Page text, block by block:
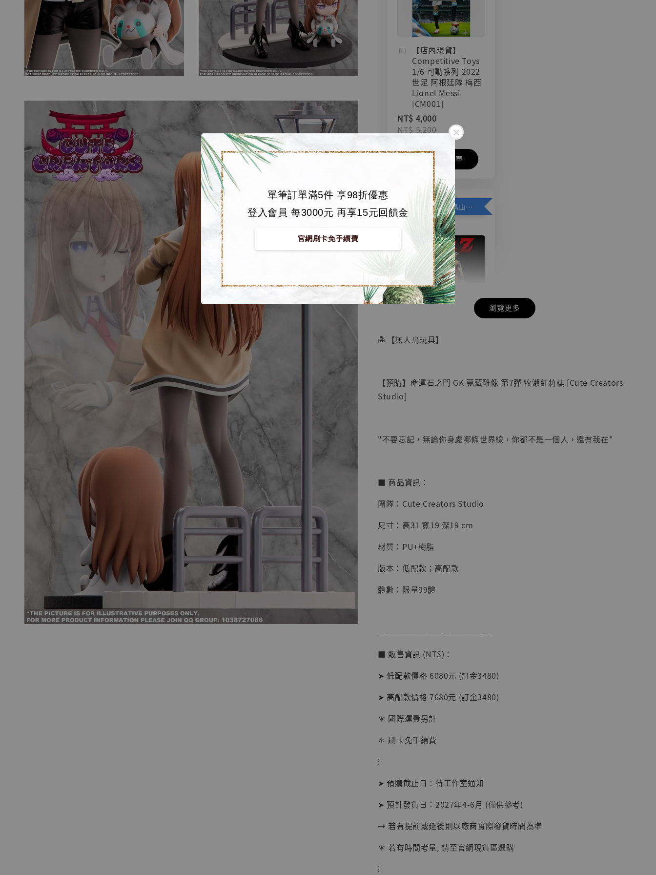
單筆訂單滿5件 享98折優惠
登入會員 每3000元 再享15元回饋金
官網刷卡免手續費
【店內現貨】
Competitive Toys
1/6 可動系列 2022
世足 阿根廷隊 梅西
Lionel Messi
[CM001]
NT$ 4,000
NT$ 5,200
加入購物車
加購優惠【悟空 鳥山明紀念款 [奇蹟工作室]】
【店內現貨】七龍珠
系列蒐藏雕像 悟空
NT$ 4,280
NT$ 5,580
- +
Studio]
NT$ 1,500
加入購物車
瀏覽更多
🏝【無人島玩具】
【預購】命運石之門 GK 蒐藏雕像 第7彈 牧瀨紅莉棲 [Cute Creators
Studio]
"不要忘記，無論你身處哪條世界線，你都不是一個人，還有我在"
■ 商品資訊：
團隊：Cute Creators Studio
尺寸：高31 寬19 深19 cm
材質：PU+樹脂
版本：低配款；高配款
體數：限量99體
──────────────
■ 販售資訊 (NT$)：
➤ 低配款價格 6080元 (訂金3480)
➤ 高配款價格 7680元 (訂金3480)
＊ 國際運費另計
＊ 刷卡免手續費
⁝
➤ 預購截止日：待工作室通知
➤ 預計發貨日：2027年4-6月 (僅供參考)
→ 若有提前或延後則以廠商實際發貨時間為準
＊ 若有時間考量, 請至官網現貨區選購
⁝